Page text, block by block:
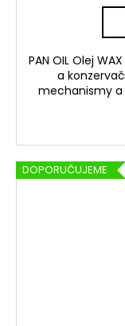
PAN OIL Olej
a
mechanismy a
DOPORUČUJEME